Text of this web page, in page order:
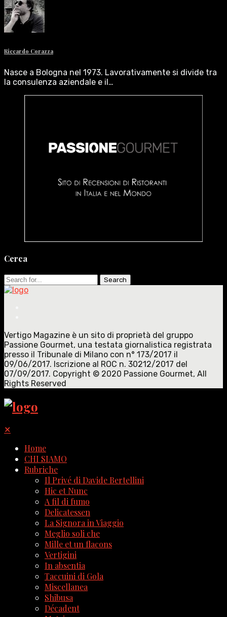
Riccardo Corazza
Nasce a Bologna nel 1973. Lavorativamente si divide tra
la consulenza aziendale e il…
Cerca
Search
for:
Vertigo Magazine è un sito di proprietà del gruppo
Passione Gourmet, una testata giornalistica registrata
presso il Tribunale di Milano con n° 173/2017 il
09/06/2017. Iscrizione al ROC n. 30212/2017 del
07/09/2017. Copyright © 2020 Passione Gourmet, All
Rights Reserved
✕
Home
CHI SIAMO
Rubriche
Il Privé di Davide Bertellini
Hic et Nunc
A fil di fumo
Delicatessen
La Signora in Viaggio
Meglio soli che
Mille et un flacons
Vertigini
In absentia
Taccuini di Gola
Miscellanea
Shibusa
Décadent